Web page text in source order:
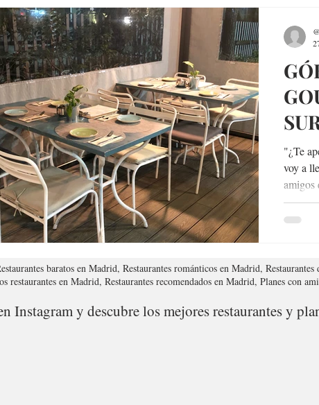
"¿Te
voy a
amigos
baratos en Madrid, Restaurantes románticos en Madrid,
restaurantes en Madrid, Restaurantes recomendados en Madrid, Planes con
Instagram y descubre los mejores restaurantes y